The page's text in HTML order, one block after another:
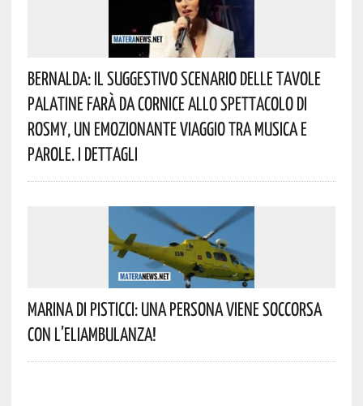
Bernalda: Il Suggestivo Scenario Delle Tavole
Palatine Farà Da Cornice Allo Spettacolo Di
Rosmy, Un Emozionante Viaggio Tra Musica E
Parole. I Dettagli
Marina Di Pisticci: Una Persona Viene Soccorsa
Con L’eliambulanza!